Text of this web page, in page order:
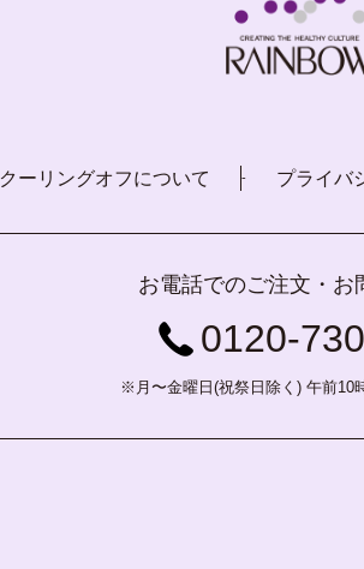
クーリングオフについて - プライバ
お電話でのご注文・お
0120-
※月〜金曜日(祝祭日除く) 午前10